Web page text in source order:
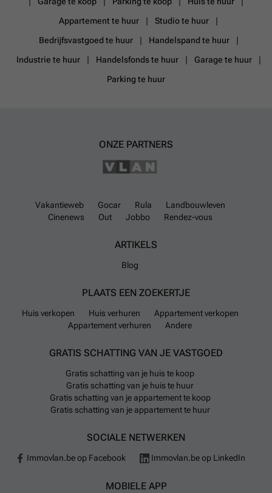
Appartement te huur
Studio te huur
Bedrijfsvastgoed te huur
Handelspand te huur
Industrie te huur
Handelsfonds te huur
Garage te huur
Parking te huur
ONZE PARTNERS
Vakantieweb Gocar Rula
Landbouwleven
Cinenews
Out Jobbo Rendez-vous
ARTIKELS
Blog
PLAATS EEN ZOEKERTJE
Huis verkopen Huis verhuren
Appartement verkopen
Appartement verhuren
Andere
GRATIS SCHATTING VAN JE VASTGOED
Gratis schatting van je huis te koop
Gratis schatting van je huis te huur
Gratis schatting van je appartement te koop
Gratis schatting van je appartement te huur
SOCIALE NETWERKEN
Immovlan.be op Facebook Immovlan.be op LinkedIn
MOBIELE APP